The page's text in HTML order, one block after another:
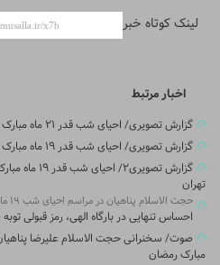
لینک کوتاه خبر
اخبار مرتبط
گزارش تصویری/ احیای شب قدر ۲۱ ماه مبارک رمضان در مصلای امام خمینی(ره) تهران
گزارش تصویری/ احیای شب قدر ۱۹ ماه مبارک رمضان در مصلای امام خمینی(ره) تهران
گزارش
تهران
حجت الاسلام پناهیان در مراسم احیای شب ۱۹ ماه مبارک رمضان تشریح کرد؛
احساس تنهایی در بارگاه الهی، رمز قبولی
مبارک رمضان